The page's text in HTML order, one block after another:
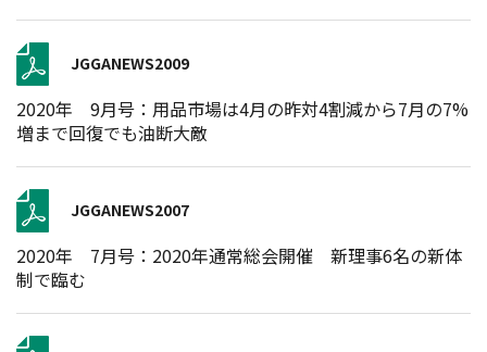
JGGANEWS2009
2020年 9月号：用品市場は4月の昨対4割減から7月の7%
増まで回復でも油断大敵
JGGANEWS2007
2020年 7月号：2020年通常総会開催 新理事6名の新体
制で臨む